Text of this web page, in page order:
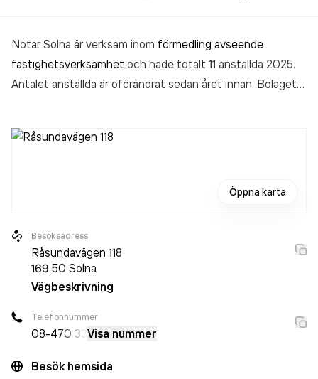
Notar Solna är verksam inom förmedling avseende
fastighetsverksamhet och hade totalt 11 anställda 2025.
Antalet anställda är oförändrat sedan året innan. Bolaget
(2025).
Öppna karta
Besöksadress
Råsundavägen 118
169 50 Solna
Vägbeskrivning
Telefonnummer
08-470 33 Visa nummer
Besök hemsida